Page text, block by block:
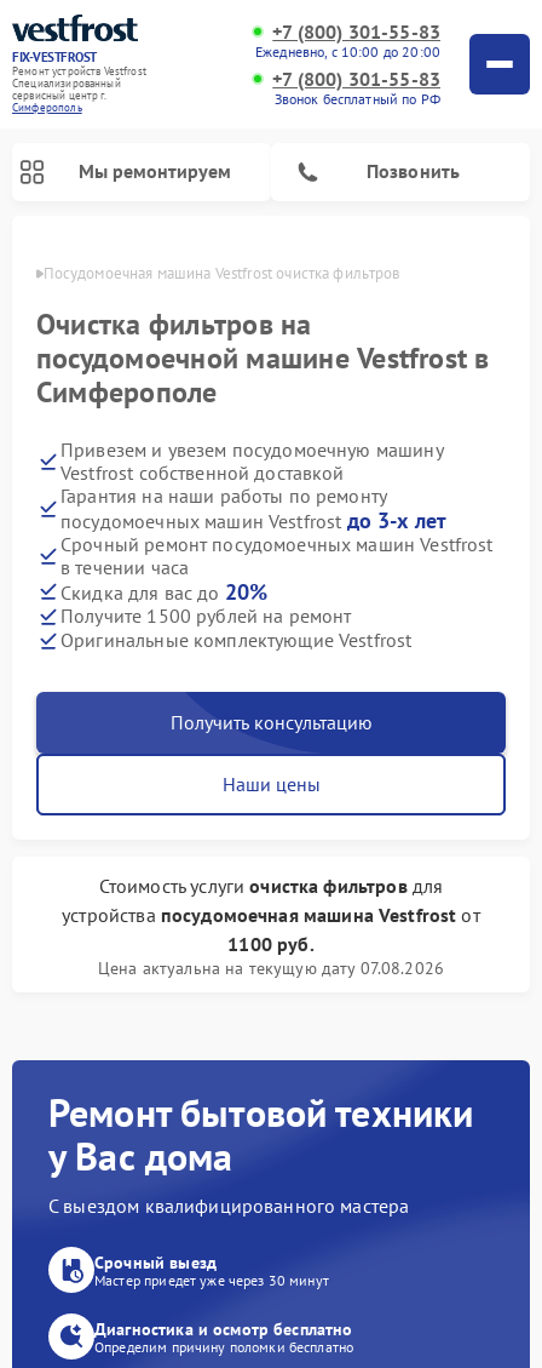
FIX-VESTFROST
Ремонт устройств Vestfrost
Специализированный
cервисный центр г.
Симферополь
+7 (800) 301-55-83
Ежедневно, с 10:00 до 20:00
+7 (800) 301-55-83
Звонок бесплатный по РФ
Мы ремонтируем Позвонить
Посудомоечная машина Vestfrost очистка фильтров
Очистка фильтров на
посудомоечной машине Vestfrost в
Симферополе
Привезем и увезем посудомоечную машину
Vestfrost собственной доставкой
Гарантия на наши работы по ремонту
посудомоечных машин Vestfrost до 3-х лет
Срочный ремонт посудомоечных машин Vestfrost
в течении часа
Скидка для вас до 20%
Получите 1500 рублей на ремонт
Оригинальные комплектующие Vestfrost
Получить консультацию
Наши цены
Стоимость услугиочистка фильтровдля
устройства посудомоечная машина Vestfrost от
1100 руб.
Цена актуальна на текущую дату 07.08.2026
Ремонт бытовой техники
у Вас дома
С выездом квалифицированного мастера
Срочный выезд
Мастер приедет уже через 30 минут
Диагностика и осмотр бесплатно
Определим причину поломки бесплатно